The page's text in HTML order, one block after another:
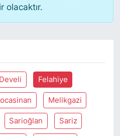
olacaktır.
Develi Felahiye
Melikgazi
Sarioğlan Sariz